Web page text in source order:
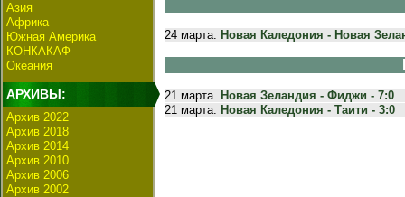
Азия
Африка
Южная Америка
КОНКАКАФ
Океания
АРХИВЫ:
Архив 2022
Архив 2018
Архив 2014
Архив 2010
Архив 2006
Архив 2002
24 марта. Новая Каледония - Новая
21 марта. Новая Зеландия - Фиджи - 7:0
21 марта. Новая Каледония - Таити - 3:0